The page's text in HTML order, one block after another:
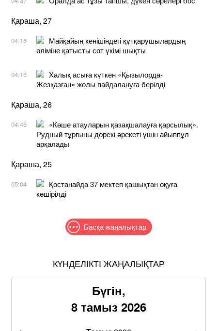
Қараша, 27
04:16
Майқайың кенішіндегі құтқарушылардың
өліміне қатысты сот үкімі шықты
04:16
Халық асыға күткен «Қызылорда-
Жезқазған» жолы пайдалануға берілді
Қараша, 26
04:46
«Көше атауларын қазақшалауға қарсылық».
Рудный тұрғыны дөрекі әрекеті үшін айыппұл
арқалады
Қараша, 25
05:04
Қостанайда 37 мектеп қашықтан оқуға
көшірілді
Басқа жаңалықтар
КҮНДЕЛІКТІ ЖАҢАЛЫҚТАР
Бүгін,
8 тамыз 2026